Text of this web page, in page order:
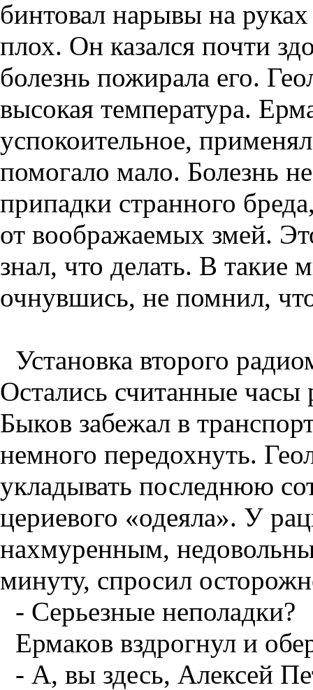
бинтовал нарывы на
плох. Он казался почти
болезнь пожирала его.
высокая температура.
успокоительное,
помогало мало. Болезнь
припадки странного
от воображаемых змей.
знал, что делать. В такие
очнувшись, не помнил,
Установка второго
Остались считанные часы
Быков забежал в
немного передохнуть.
укладывать последнюю
цериевого «одеяла». У
нахмуренным,
минуту, спросил
- Серьезные неполадки?
Ермаков вздрогнул и
- А, вы здесь, Алексей